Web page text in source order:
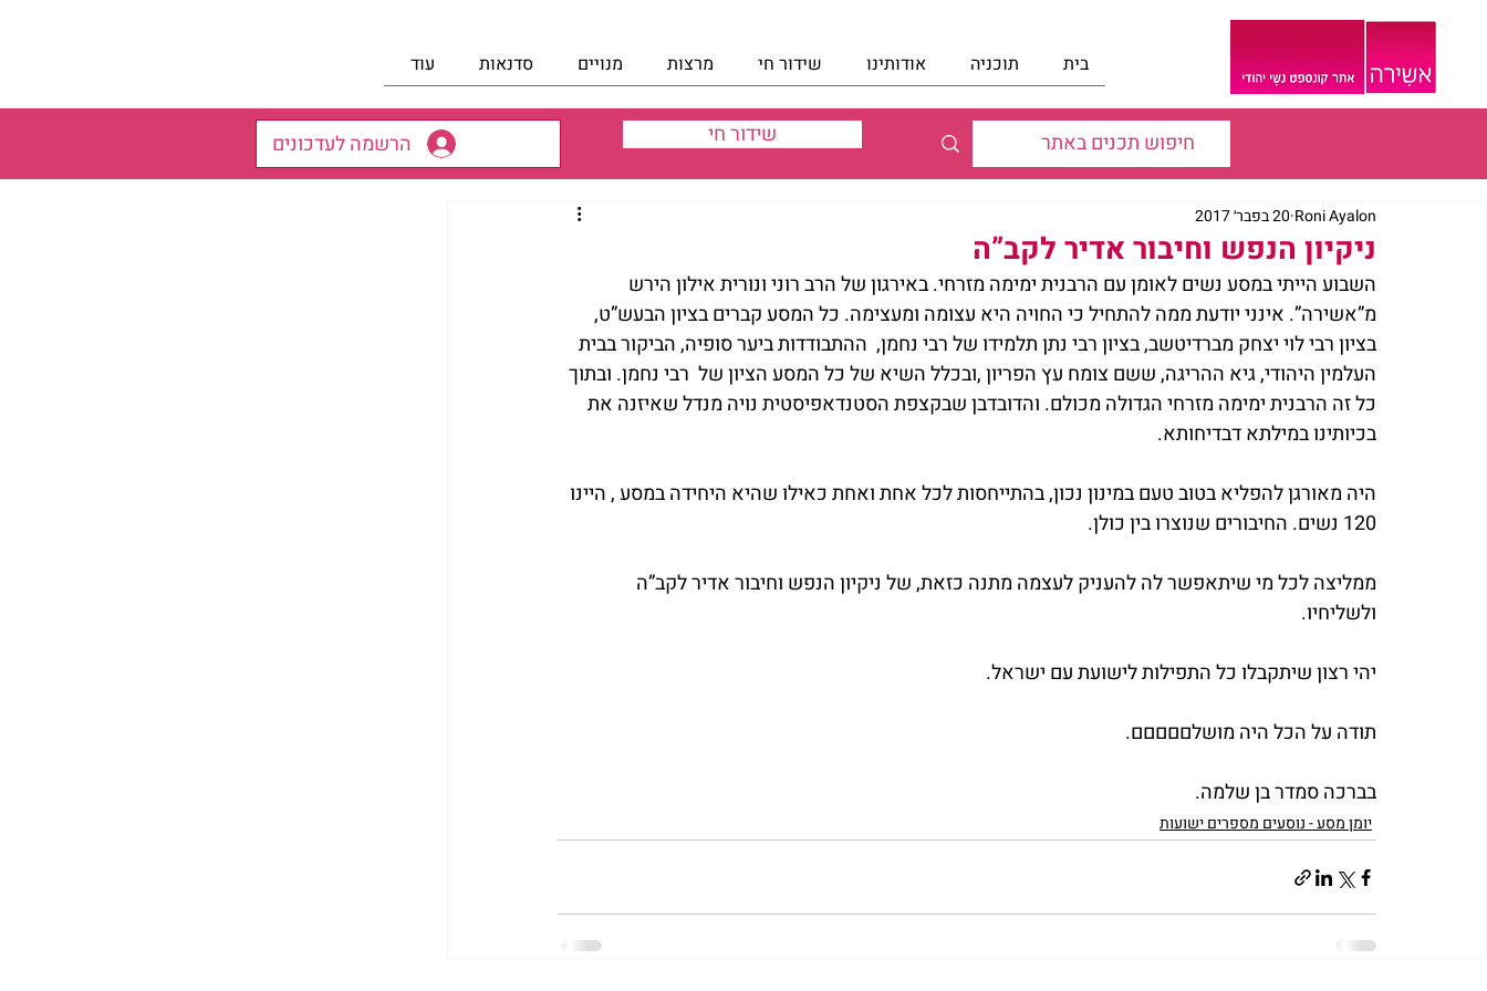
בית תוכניה אודותינו שידור חי מרצות מנויים סדנאות עוד
הרשמה לעדכונים שידור חי
ניקיון הנפש וחיבור אדיר לקב”ה
Roni Ayalon 20 בפבר׳ 2017
השבוע הייתי במסע נשים לאומן עם הרבנית ימימה מזרחי. באירגון של הרב רוני ונורית אילון הירש
מ”אשירה”. אינני יודעת ממה להתחיל כי החויה היא עצומה ומעצימה. כל המסע קברים בציון הבעש”ט,
בציון רבי לוי יצחק מברדיטשב, בציון רבי נתן תלמידו של רבי נחמן,  ההתבודדות ביער סופיה, הביקור בבית
העלמין היהודי, גיא ההריגה, ששם צומח עץ הפריון ,ובכלל השיא של כל המסע הציון של  רבי נחמן. ובתוך
כל זה הרבנית ימימה מזרחי הגדולה מכולם. והדובדבן שבקצפת הסטנדאפיסטית נויה מנדל שאיזנה את
בכיותינו במילתא דבדיחותא.
היה מאורגן להפליא בטוב טעם במינון נכון, בהתייחסות לכל אחת ואחת כאילו שהיא היחידה במסע , היינו
120 נשים. החיבורים שנוצרו בין כולן.
ממליצה לכל מי שיתאפשר לה להעניק לעצמה מתנה כזאת, של ניקיון הנפש וחיבור אדיר לקב”ה
ולשליחיו.
יהי רצון שיתקבלו כל התפילות לישועת עם ישראל.
תודה על הכל היה מושלםםםםם.
בברכה סמדר בן שלמה.
יומן מסע - נוסעים מספרים ישועות